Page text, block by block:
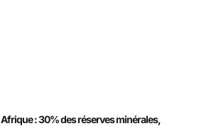
Afrique : 30% des réserves minérales,